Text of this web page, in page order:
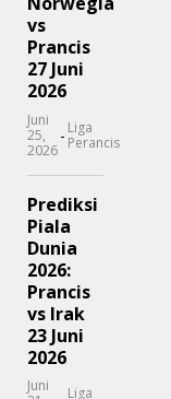
vs
Prancis
27 Juni
2026
Juni
25,
2026
- Liga
Perancis
Prediksi
Piala
Dunia
2026:
Prancis
vs Irak
23 Juni
2026
Juni
Liga